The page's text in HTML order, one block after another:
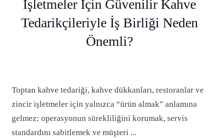
İşletmeler İçin Güvenilir Kahve
Tedarikçileriyle İş Birliği Neden
Önemli?
Toptan kahve tedariği, kahve dükkanları, restoranlar ve
zincir işletmeler için yalnızca “ürün almak” anlamına
gelmez; operasyonun sürekliliğini korumak, servis
standardını sabitlemek ve müşteri ...